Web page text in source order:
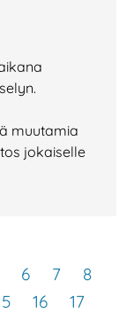
muutamia
jokaiselle
6 7
8
16
17